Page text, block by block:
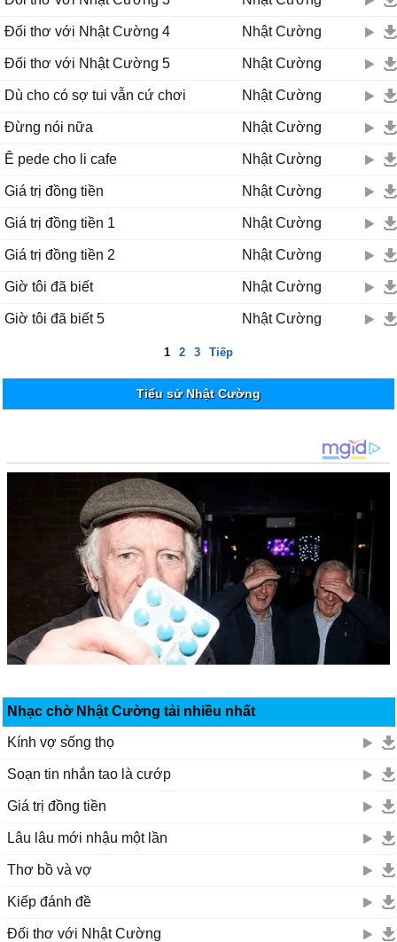
Đối thơ với Nhật Cường 4 Nhật Cường
Đối thơ với Nhật Cường 5 Nhật Cường
Dù cho có sợ tui vẫn cứ chơi Nhật Cường
Đừng nói nữa Nhật Cường
Ê pede cho li cafe Nhật Cường
Giá trị đồng tiền Nhật Cường
Giá trị đồng tiền 1 Nhật Cường
Giá trị đồng tiền 2 Nhật Cường
Giờ tôi đã biết Nhật Cường
Giờ tôi đã biết 5 Nhật Cường
1 2 3 Tiếp
Tiểu sử Nhật Cường
Nhạc chờ Nhật Cường tải nhiều nhất
Kính vợ sống thọ
Soạn tin nhắn tao là cướp
Giá trị đồng tiền
Lâu lâu mới nhậu một lần
Thơ bồ và vợ
Kiếp đánh đề
Đối thơ với Nhật Cường